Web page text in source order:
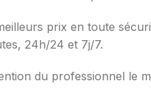
prix en toute
24h/24 et 7j/7.
du professionnel le